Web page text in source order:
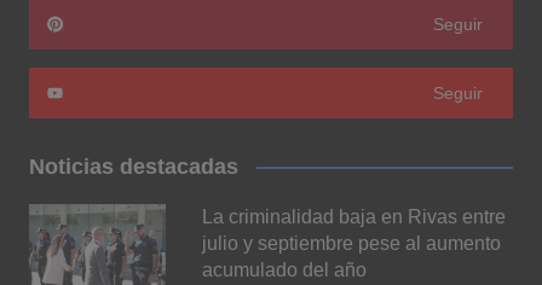
Seguir
Seguir
Noticias destacadas
La criminalidad baja en Rivas entre
julio y septiembre pese al aumento
acumulado del año